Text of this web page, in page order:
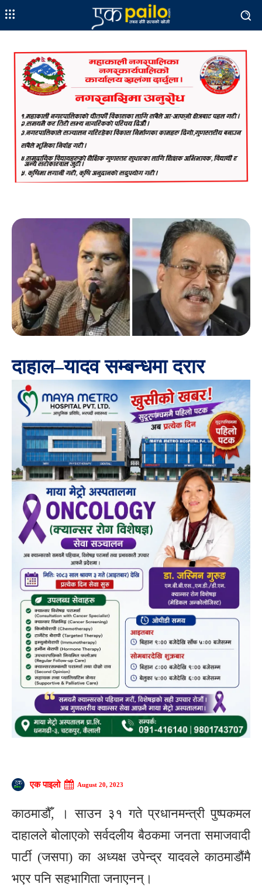
दाहाल–यादव सम्बन्धमा दरार
एक पाइलो August 20, 2023
काठमाडौँ, । साउन ३१ गते प्रधानमन्त्री पुष्पकमल
दाहालले बोलाएको सर्वदलीय बैठकमा जनता समाजवादी
पार्टी (जसपा) का अध्यक्ष उपेन्द्र यादवले काठमाडौंमै
भएर पनि सहभागिता जनाएनन्।